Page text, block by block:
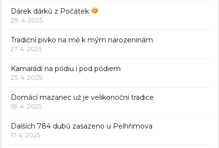
Dárek dárků z Počátek
29. 4. 2025
Tradiční pivko na mě k mým narozeninám
27. 4. 2025
Kamarádi na pódiu i pod pódiem
25. 4. 2025
Domácí mazanec už je velikonoční tradice
18. 4. 2025
Dalších 784 dubů zasazeno u Pelhřimova
17. 4. 2025